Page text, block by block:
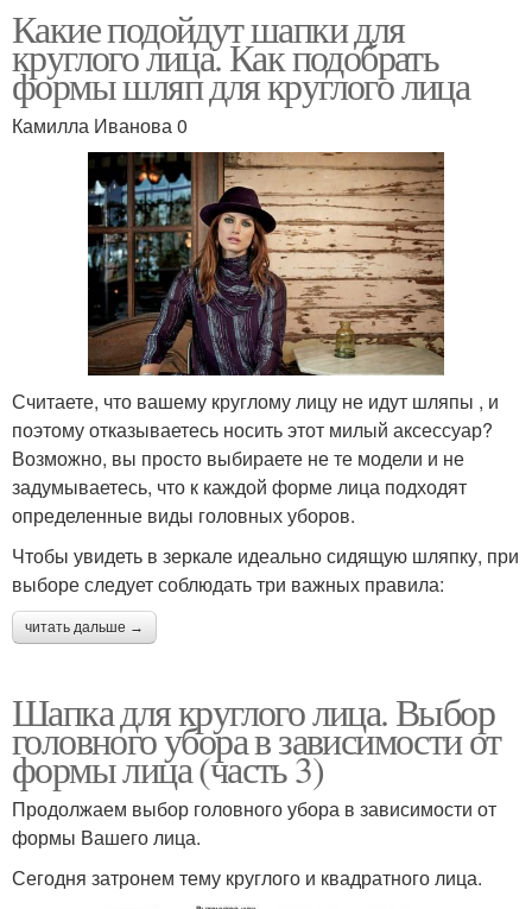
Какие подойдут шапки для
круглого лица. Как подобрать
формы шляп для круглого лица
Камилла Иванова 0
Считаете, что вашему круглому лицу не идут шляпы , и
поэтому отказываетесь носить этот милый аксессуар?
Возможно, вы просто выбираете не те модели и не
задумываетесь, что к каждой форме лица подходят
определенные виды головных уборов.
Чтобы увидеть в зеркале идеально сидящую шляпку, при
выборе следует соблюдать три важных правила:
читать дальше →
Шапка для круглого лица. Выбор
головного убора в зависимости от
формы лица (часть 3)
Продолжаем выбор головного убора в зависимости от
формы Вашего лица.
Сегодня затронем тему круглого и квадратного лица.